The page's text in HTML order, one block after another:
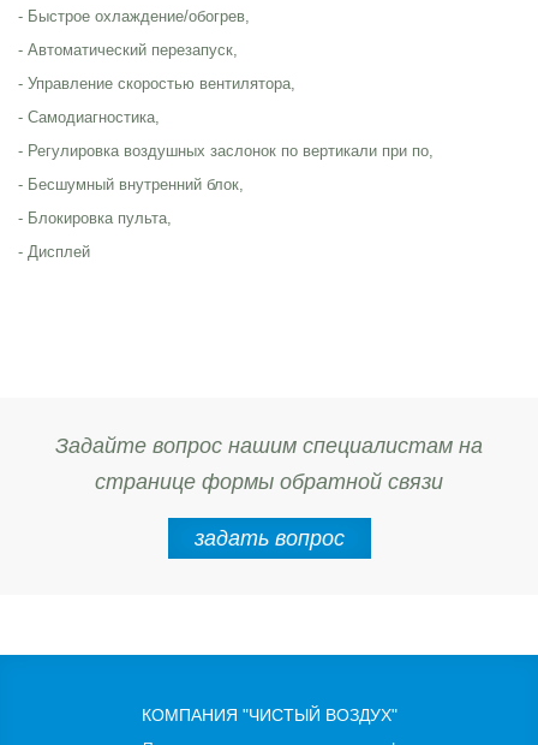
- Быстрое охлаждение/обогрев,
- Автоматический перезапуск,
- Управление скоростью вентилятора,
- Самодиагностика,
- Регулировка воздушных заслонок по вертикали при по,
- Бесшумный внутренний блок,
- Блокировка пульта,
- Дисплей
Задайте вопрос нашим специалистам на
странице формы обратной связи
задать вопрос
КОМПАНИЯ "ЧИСТЫЙ ВОЗДУХ"